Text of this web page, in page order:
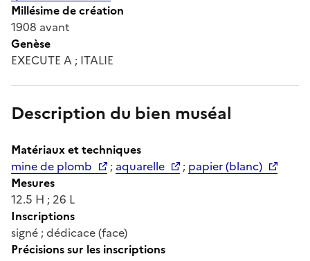
Millésime de création
1908 avant
Genèse
EXECUTE A ; ITALIE
Description du bien muséal
Matériaux et techniques
mine de plomb
; aquarelle ; papier (blanc)
Mesures
12.5 H ; 26 L
Inscriptions
signé ; dédicace (face)
Précisions sur les inscriptions